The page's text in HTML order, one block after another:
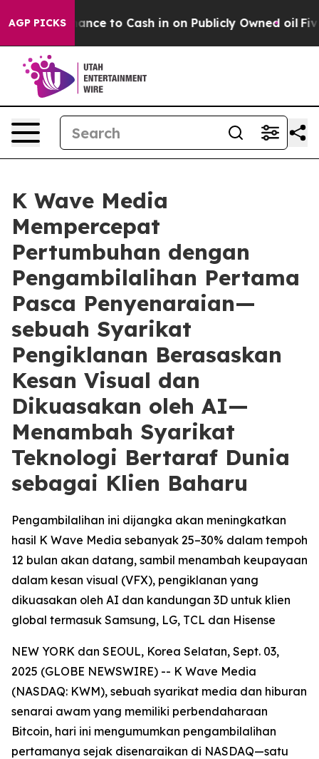
AGP PICKS
Chance to Cash in on Publicly Owned oil Five
K Wave Media
Mempercepat
Pertumbuhan dengan
Pengambilalihan Pertama
Pasca Penyenaraian—
sebuah Syarikat
Pengiklanan Berasaskan
Kesan Visual dan
Dikuasakan oleh AI—
Menambah Syarikat
Teknologi Bertaraf Dunia
sebagai Klien Baharu
Pengambilalihan ini dijangka akan meningkatkan
hasil K Wave Media sebanyak 25–30% dalam tempoh
12 bulan akan datang, sambil menambah keupayaan
dalam kesan visual (VFX), pengiklanan yang
dikuasakan oleh AI dan kandungan 3D untuk klien
global termasuk Samsung, LG, TCL dan Hisense
NEW YORK dan SEOUL, Korea Selatan, Sept. 03,
2025 (GLOBE NEWSWIRE) -- K Wave Media
(NASDAQ: KWM), sebuah syarikat media dan hiburan
senarai awam yang memiliki perbendaharaan
Bitcoin, hari ini mengumumkan pengambilalihan
pertamanya sejak disenaraikan di NASDAQ—satu